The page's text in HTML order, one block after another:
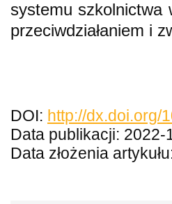
systemu szkolnictwa
przeciwdziałaniem i
DOI: http://dx.doi.org/
Data publikacji: 2022-
Data złożenia